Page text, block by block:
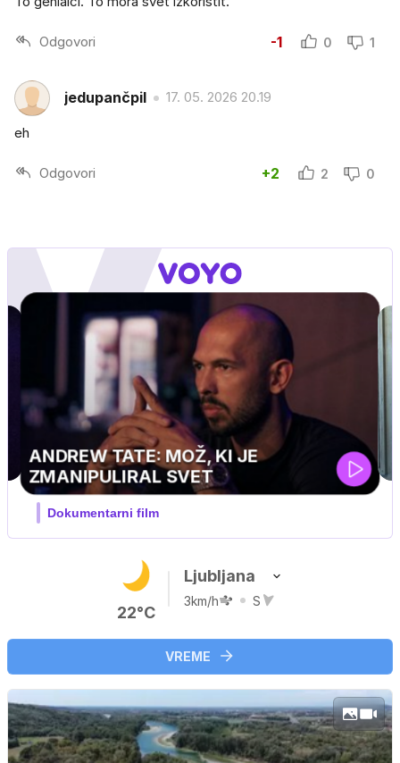
Odgovori -1 0 1
jedupančpil 17. 05. 2026 20.19
eh
Odgovori +2 2 0
22°C
Ljubljana
3km/h S
VREME